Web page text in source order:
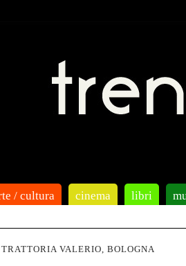
/ cultura cinema libri
VALERIO, BOLOGNA